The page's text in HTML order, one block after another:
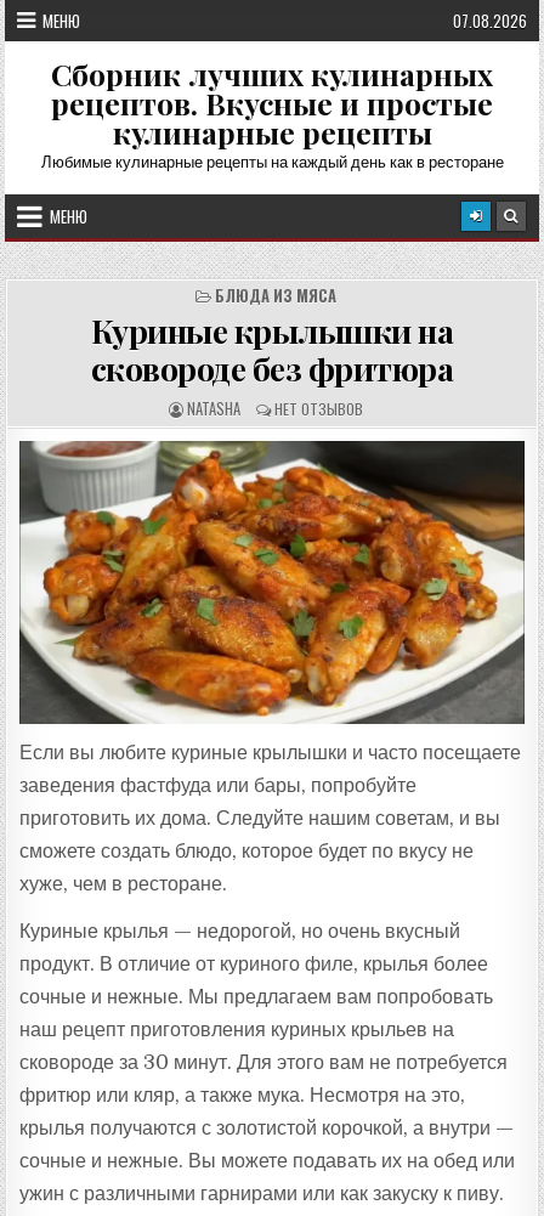
Перейти
к
содержимому
МЕНЮ 07.08.2026
Сборник лучших кулинарных
рецептов. Вкусные и простые
кулинарные рецепты
Любимые кулинарные рецепты на каждый день как в ресторане
МЕНЮ
БЛЮДА ИЗ МЯСА
Куриные крылышки на
сковороде без фритюра
А
В
Т
О
Р
Р
Е
Ц
Е
П
Т
А
:
NATASHA О
Т
З
В
Ы
:
НЕТ ОТЗЫВОВ
Если вы любите куриные крылышки и часто посещаете
заведения фастфуда или бары, попробуйте
приготовить их дома. Следуйте нашим советам, и вы
сможете создать блюдо, которое будет по вкусу не
хуже, чем в ресторане.
Куриные крылья — недорогой, но очень вкусный
продукт. В отличие от куриного филе, крылья более
сочные и нежные. Мы предлагаем вам попробовать
наш рецепт приготовления куриных крыльев на
сковороде за 30 минут. Для этого вам не потребуется
фритюр или кляр, а также мука. Несмотря на это,
крылья получаются с золотистой корочкой, а внутри —
сочные и нежные. Вы можете подавать их на обед или
ужин с различными гарнирами или как закуску к пиву.